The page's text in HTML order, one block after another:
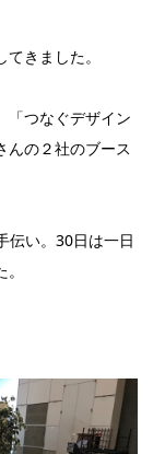
きました。
「つなぐデザイン
んの２社のブース
伝い。30日は一日